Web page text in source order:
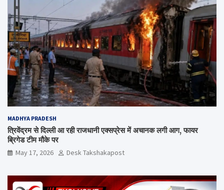
MADHYA PRADESH
त्रिवेंद्रम से दिल्ली आ रही राजधानी एक्सप्रेस में अचानक लगी आग, फायर
ब्रिगेड टीम मौके पर
May 17, 2026 Desk Takshakapost